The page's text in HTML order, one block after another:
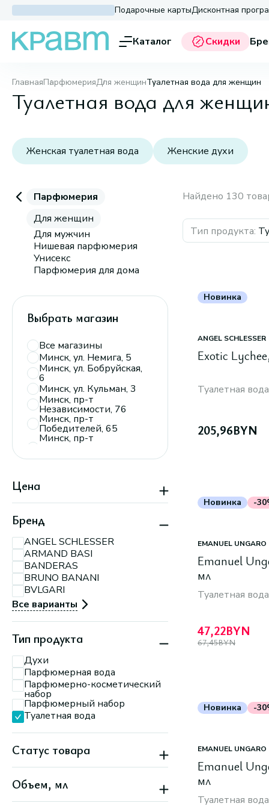
Подарочные картыДисконтная
Каталог Скидки
ГлавнаяПарфюмерияДля женщинТуалетная вода для женщин
Туалетная вода для
Женская туалетная вода Женские духи
Парфюмерия
Для женщин
Для мужчин
Нишевая парфюмерия
Унисекс
Парфюмерия для дома
Выбрать магазин
Все магазины
Минск, ул. Немига, 5
Минск, ул. Бобруйская,
6
Минск, ул. Кульман, 3
Минск, пр-т
Независимости, 76
Минск, пр-т
Победителей, 65
Минск, пр-т
пав. 110
пересечение ул.
МКАД
Партизанский, 150А
Партизанский, 79
Минск, ул.
П.Мстиславца, 11
Минск, ул. Притыцкого,
156
Минск, ул. Тимирязева,
74 А
Цена
Бренд
ANGEL SCHLESSER
ARMAND BASI
BANDERAS
BRUNO BANANI
BVLGARI
Все варианты
Тип продукта
Духи
Парфюмерная вода
Парфюмерно-косметический
набор
Парфюмерный набор
Туалетная вода
Статус товара
Бестселлер
Лимит. серия
Объем, мл
Найдено 130
Тип продукта:
Новинка
ANGEL SCHLESSER
Exotic
Туалетная вода
205,96BYN
Новинка -
EMANUEL UNGARO
Emanuel
мл
Туалетная
47,22BYN
67,45BYN
Новинка -
EMANUEL UNGARO
Emanuel
мл
Туалетная